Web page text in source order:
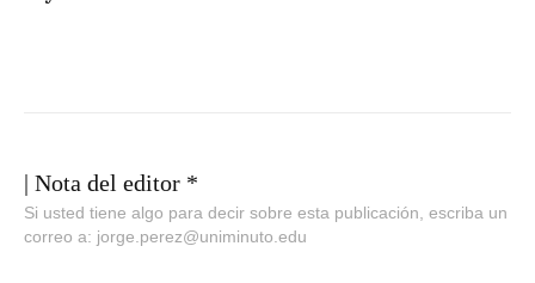
| Nota del editor *
Si usted tiene algo para decir sobre esta publicación, escriba un
correo a: jorge.perez@uniminuto.edu